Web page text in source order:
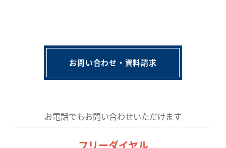
お問い合わせ・資料請求
お電話でもお問い合わせいただけます